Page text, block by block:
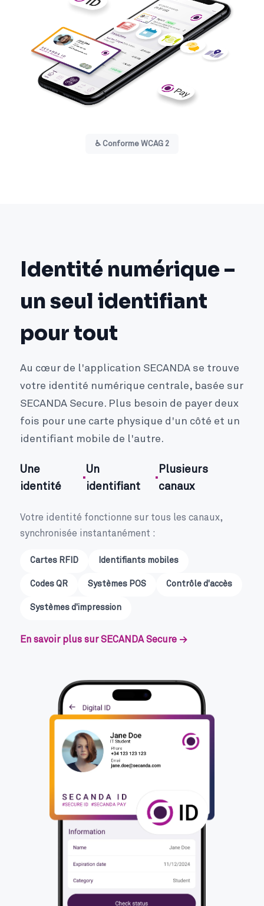
♿ Conforme WCAG 2
Identité numérique –
un seul identifiant
pour tout
Au cœur de l'application SECANDA se trouve
votre identité numérique centrale, basée sur
SECANDA Secure. Plus besoin de payer deux
fois pour une carte physique d'un côté et un
identifiant mobile de l'autre.
Une
identité
·
Un
identifiant
·
Plusieurs
canaux
Votre identité fonctionne sur tous les canaux,
synchronisée instantanément :
Cartes RFID Identifiants mobiles
Codes QR Systèmes POS Contrôle d'accès
Systèmes d'impression
En savoir plus sur SECANDA Secure →